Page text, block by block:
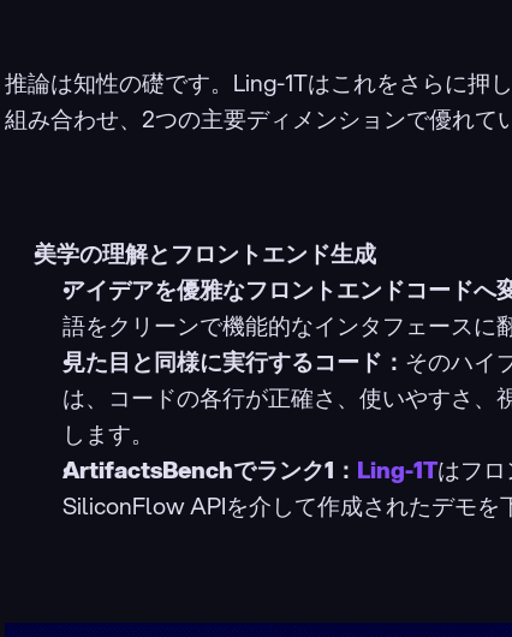
推論は知性の礎です。Ling-1Tはこれをさらに押
組み合わせ、2つの主要ディメンションで優れて
美学の理解とフロントエンド生成
アイデアを優雅なフロントエンドコードへ
語をクリーンで機能的なインタフェースに
見た目と同様に実行するコード： そのハイ
は、コードの各行が正確さ、使いやすさ、
します。
ArtifactsBenchでランク1： Ling-1Tはフロ
SiliconFlow APIを介して作成されたデモを